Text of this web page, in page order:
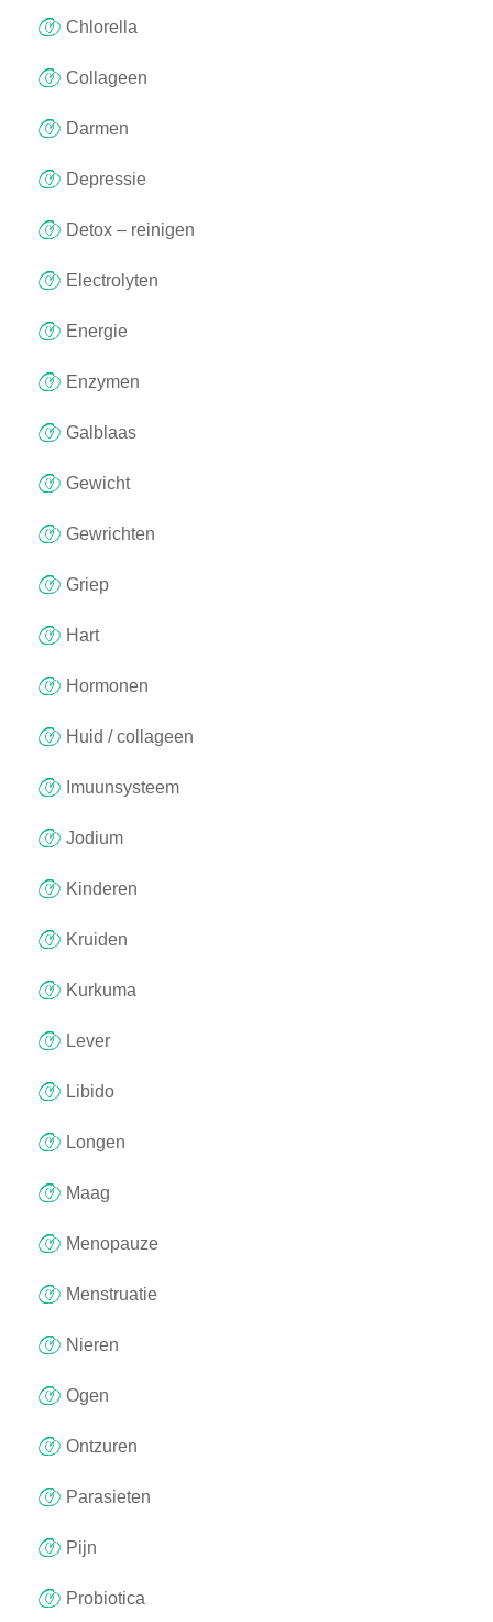
Chlorella
Collageen
Darmen
Depressie
Detox – reinigen
Electrolyten
Energie
Enzymen
Galblaas
Gewicht
Gewrichten
Griep
Hart
Hormonen
Huid / collageen
Imuunsysteem
Jodium
Kinderen
Kruiden
Kurkuma
Lever
Libido
Longen
Maag
Menopauze
Menstruatie
Nieren
Ogen
Ontzuren
Parasieten
Pijn
Probiotica